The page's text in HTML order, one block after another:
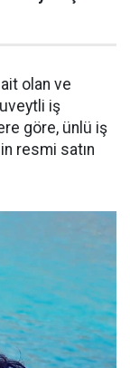
olan ve
iş
göre, ünlü iş
resmi satın